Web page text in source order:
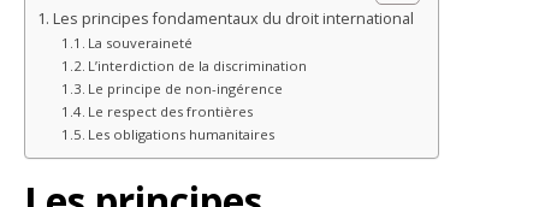
Les principes fondamentaux du droit international
La souveraineté
L’interdiction de la discrimination
Le principe de non-ingérence
Le respect des frontières
Les obligations humanitaires